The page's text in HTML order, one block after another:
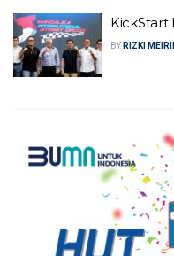
KickStart
BY RIZKI